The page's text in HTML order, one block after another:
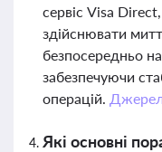
сервіс Visa
здійснювати
безпосередньо
забезпечуючи
операцій.
Які основні